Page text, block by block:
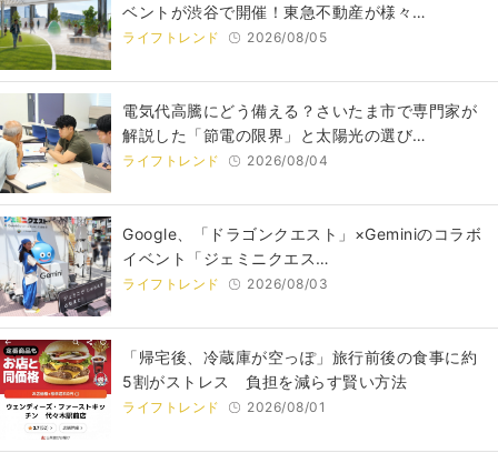
ベントが渋谷で開催！東急不動産が様々…
ライフトレンド 2026/08/05
電気代高騰にどう備える？さいたま市で専門家が
解説した「節電の限界」と太陽光の選び…
ライフトレンド 2026/08/04
Google、「ドラゴンクエスト」×Geminiのコラボ
イベント「ジェミニクエス…
ライフトレンド 2026/08/03
「帰宅後、冷蔵庫が空っぽ」旅行前後の食事に約
5割がストレス 負担を減らす賢い方法
ライフトレンド 2026/08/01